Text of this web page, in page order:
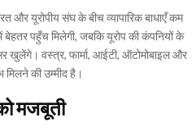
और यूरोपीय संघ के बीच व्यापारिक बाधाएँ कम
में बेहतर पहुँच मिलेगी, जबकि यूरोप की कंपनियों के
खुलेंगे। वस्त्र, फार्मा, आईटी, ऑटोमोबाइल और
मिलने की उम्मीद है।
मजबूती